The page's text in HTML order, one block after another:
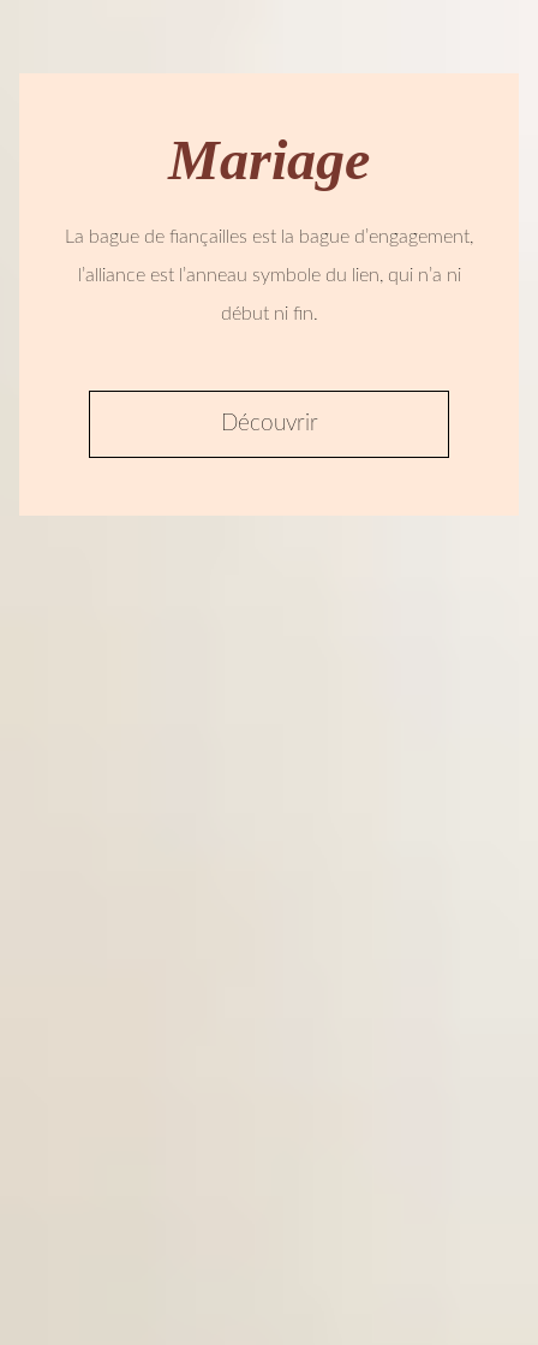
Mariage
La bague de fiançailles est la bague d’engagement,
l’alliance est l’anneau symbole du lien, qui n’a ni
début ni fin.
Découvrir